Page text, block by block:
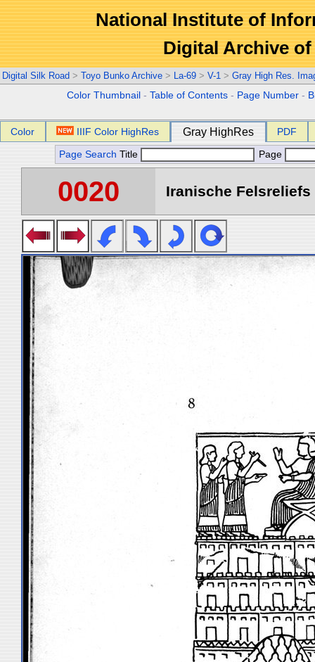
National Institute of
Digital Archive
Digital Silk Road > Toyo Bunko Archive > La-69 > V-1 > Gray High Res.
Color Thumbnail -Table of Contents - Page Number -
Color IIIF Color HighRes Gray HighRes PDF
Page Search Title Page
0020 Iranische Felsreliefs